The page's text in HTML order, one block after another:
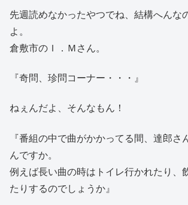
先週読めなかったやつでね、結構へんな
よ。
倉敷市のＩ．Ｍさん。
『奇問、珍問コーナー・・・』
ねぇんだよ、そんなもん！
『番組の中で曲がかかってる間、達郎さ
んですか。
例えば長い曲の時はトイレ行かれたり、
たりするのでしょうか』